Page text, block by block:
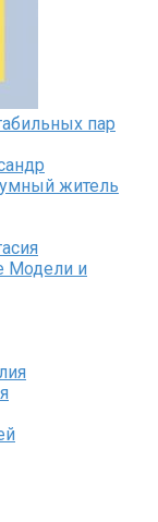
пар
житель
Модели и